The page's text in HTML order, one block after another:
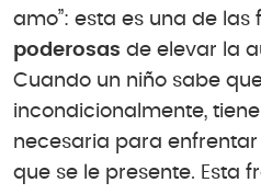
amo”: esta es una de las
poderosas de elevar la
Cuando un niño sabe
incondicionalmente,
necesaria para
que se le presente. Esta